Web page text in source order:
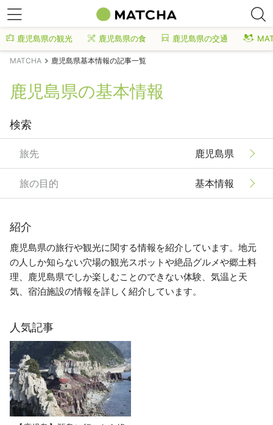
鹿児島県の観光 鹿児島県の食 鹿児島県の交通
MATCHA 鹿児島県基本情報の記事一覧
鹿児島県の基本情報
検索
旅先 鹿児島県
旅の目的 基本情報
紹介
鹿児島県の旅行や観光に関する情報を紹介しています。地元
の人しか知らない穴場の観光スポットや絶品グルメや郷土料
理、鹿児島県でしか楽しむことのできない体験、気温と天
気、宿泊施設の情報を詳しく紹介しています。
人気記事